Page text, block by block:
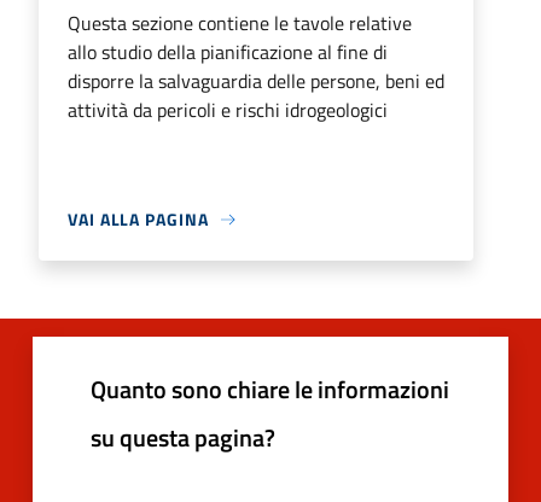
Questa sezione contiene le tavole relative
allo studio della pianificazione al fine di
disporre la salvaguardia delle persone, beni ed
attività da pericoli e rischi idrogeologici
VAI ALLA PAGINA
Quanto sono chiare le informazioni
su questa pagina?